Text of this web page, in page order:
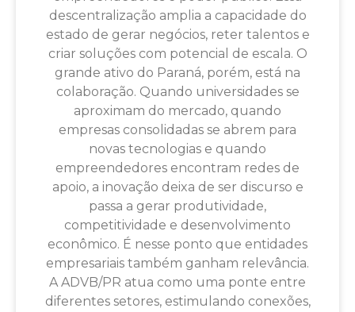
descentralização amplia a capacidade do
estado de gerar negócios, reter talentos e
criar soluções com potencial de escala. O
grande ativo do Paraná, porém, está na
colaboração. Quando universidades se
aproximam do mercado, quando
empresas consolidadas se abrem para
novas tecnologias e quando
empreendedores encontram redes de
apoio, a inovação deixa de ser discurso e
passa a gerar produtividade,
competitividade e desenvolvimento
econômico. É nesse ponto que entidades
empresariais também ganham relevância.
A ADVB/PR atua como uma ponte entre
diferentes setores, estimulando conexões,